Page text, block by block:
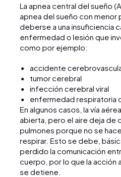
La apnea central del sueño
apnea del sueño con menor
deberse a una insuficiencia
enfermedad o lesión que
como por ejemplo:
accidente
tumor cerebral
infección cerebral viral
enfermedad respiratoria
En algunos casos, la vía
abierta, pero el aire deja de
pulmones porque no se
respirar. Esto se debe,
perdido la comunicación
cuerpo, por lo que la acción
se detiene.